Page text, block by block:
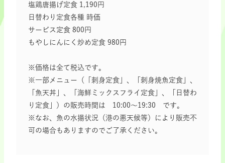
塩鶏唐揚げ定食 1,190円
日替わり定食各種 時価
サービス定食 800円
もやしにんにく炒め定食 980円
※価格は全て税込です。
※一部メニュー（「刺身定食」、「刺身焼魚定食」、
「魚天丼」、「海鮮ミックスフライ定食」、「日替わ
り定食」）の販売時間は 10:00～19:30 です。
※なお、魚の水揚状況（港の悪天候等）により販売不
可の場合もありますのでご了承ください。